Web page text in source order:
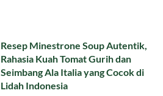
Resep Minestrone Soup Autentik,
Rahasia Kuah Tomat Gurih dan
Seimbang Ala Italia yang Cocok di
Lidah Indonesia